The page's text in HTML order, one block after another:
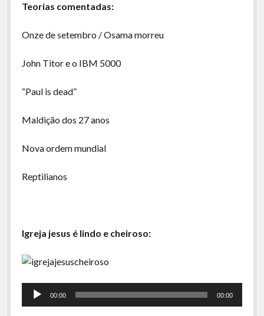
Teorias comentadas:
Onze de setembro / Osama morreu
John Titor e o IBM 5000
“Paul is dead”
Maldição dos 27 anos
Nova ordem mundial
Reptilianos
Igreja jesus é lindo e cheiroso:
00:00 00:00